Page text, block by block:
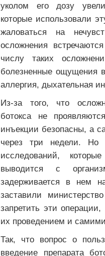
уколом его дозу
которые использовали
жаловаться на
осложнения
числу таких
болезненные ощущения
аллергия, дыхательная
Из-за того, что
ботокса не
инъекции безопасны, а
через три недели. Но
исследований,
выводится с
задерживается в нем
заставили
запретить эти
их проведением и
Так, что вопрос о
введение препарата